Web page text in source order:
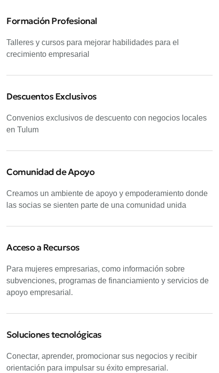
Formación Profesional
Talleres y cursos para mejorar habilidades para el
crecimiento empresarial
Descuentos Exclusivos
Convenios exclusivos de descuento con negocios locales
en Tulum
Comunidad de Apoyo
Creamos un ambiente de apoyo y empoderamiento donde
las socias se sienten parte de una comunidad unida
Acceso a Recursos
Para mujeres empresarias, como información sobre
subvenciones, programas de financiamiento y servicios de
apoyo empresarial.
Soluciones tecnológicas
Conectar, aprender, promocionar sus negocios y recibir
orientación para impulsar su éxito empresarial.